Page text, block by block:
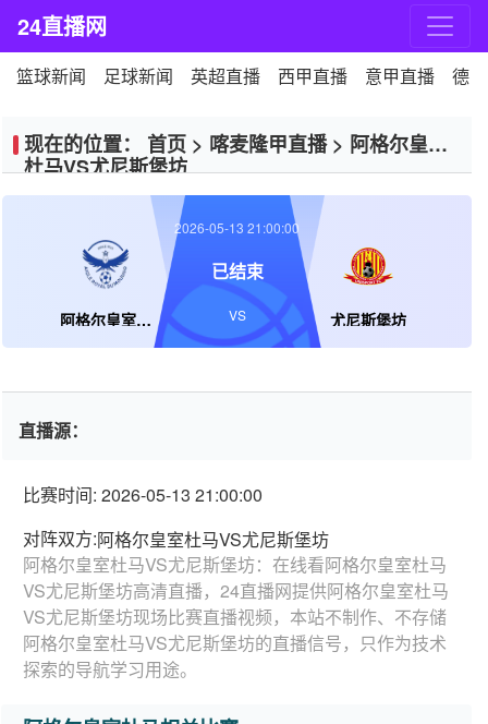
24直播网
篮球新闻 足球新闻 英超直播 西甲直播 意甲直播 德
现在的位置： 首页 > 喀麦隆甲直播> 阿格尔皇室
杜马VS尤尼斯堡坊
阿格尔皇室杜马 尤尼斯堡坊
2026-05-13 21:00:00
已结束
VS
直播源：
比赛时间: 2026-05-13 21:00:00
对阵双方:阿格尔皇室杜马VS尤尼斯堡坊
阿格尔皇室杜马VS尤尼斯堡坊：在线看阿格尔皇室杜马
VS尤尼斯堡坊高清直播，24直播网提供阿格尔皇室杜马
VS尤尼斯堡坊现场比赛直播视频，本站不制作、不存储
阿格尔皇室杜马VS尤尼斯堡坊的直播信号，只作为技术
探索的导航学习用途。